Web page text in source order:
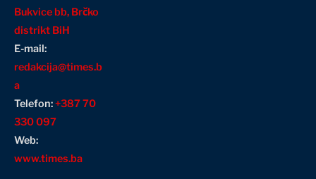
Bukvice bb, Brčko
distrikt BiH
E-mail:
redakcija@times.b
a
Telefon:+387 70
330 097
Web:
www.times.ba